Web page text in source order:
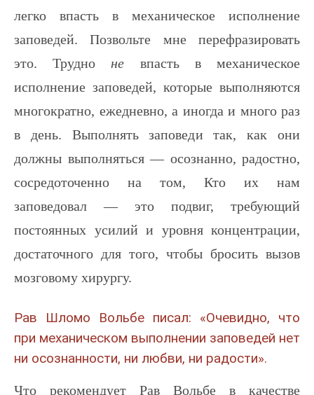
легко впасть в механическое исполнение
заповедей. Позвольте мне перефразировать
это. Трудно не впасть в механическое
исполнение заповедей, которые выполняются
многократно, ежедневно, а иногда и много раз
в день. Выполнять заповеди так, как они
должны выполняться — осознанно, радостно,
сосредоточенно на том, Кто их нам
заповедовал — это подвиг, требующий
постоянных усилий и уровня концентрации,
достаточного для того, чтобы бросить вызов
мозговому хирургу.
Рав Шломо Вольбе писал: «Очевидно, что
при механическом выполнении заповедей нет
ни осознанности, ни любви, ни радости».
Что рекомендует Рав Вольбе в качестве